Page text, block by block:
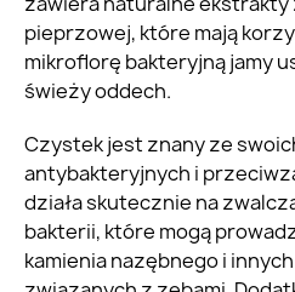
pieprzowej, które mają
mikroflorę bakteryjną jamy
świeży oddech.
Czystek jest znany ze
antybakteryjnych i
działa skutecznie na
bakterii, które mogą
kamienia nazębnego i